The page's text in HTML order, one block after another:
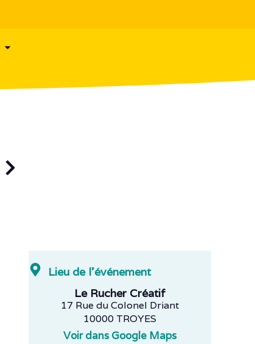
Lieu de l'événement
Le Rucher Créatif
17 Rue du Colonel Driant
10000 TROYES
Voir dans Google Maps